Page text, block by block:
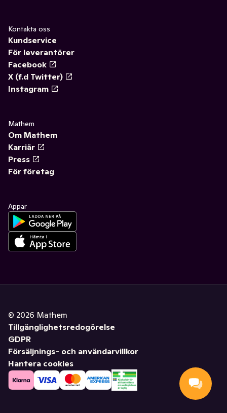
Kontakta oss
Kundservice
För leverantörer
Facebook
X (f.d Twitter)
Instagram
Mathem
Om Mathem
Karriär
Press
För företag
Appar
© 2026 Mathem
Tillgänglighetsredogörelse
GDPR
Försäljnings- och användarvillkor
Hantera cookies